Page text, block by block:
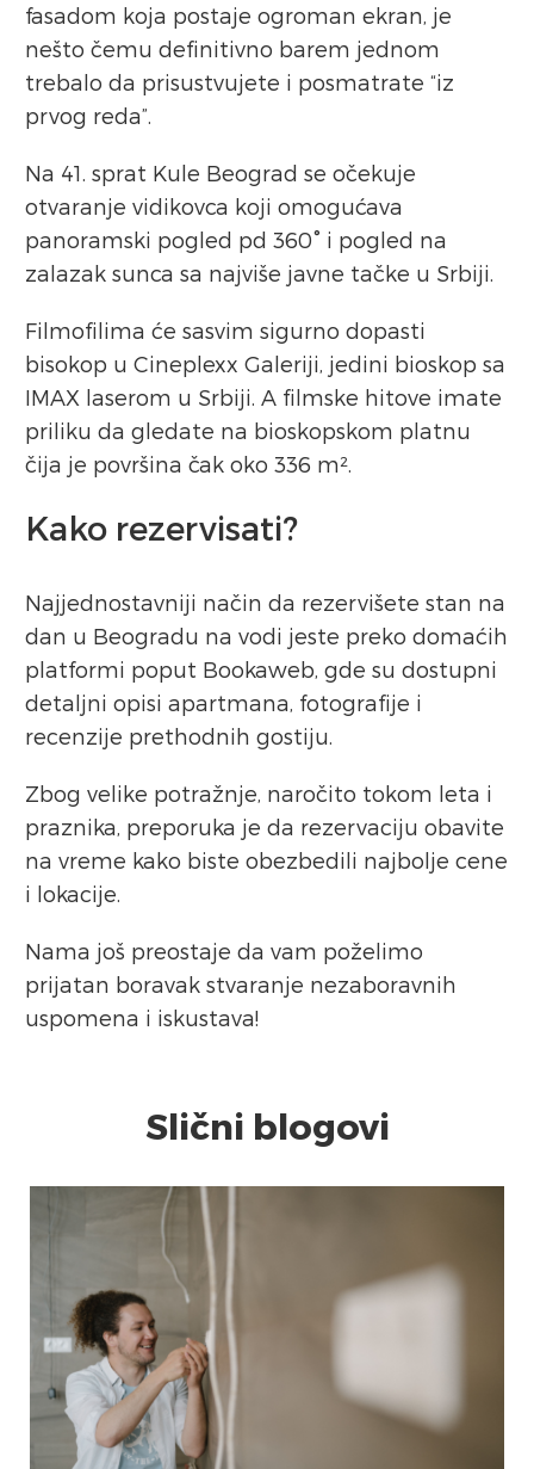
fasadom koja postaje ogroman ekran, je
nešto čemu definitivno barem jednom
trebalo da prisustvujete i posmatrate “iz
prvog reda”.
Na 41. sprat Kule Beograd se očekuje
otvaranje vidikovca koji omogućava
panoramski pogled pd 360° i pogled na
zalazak sunca sa najviše javne tačke u Srbiji.
Filmofilima će sasvim sigurno dopasti
bisokop u Cineplexx Galeriji, jedini bioskop sa
IMAX laserom u Srbiji. A filmske hitove imate
priliku da gledate na bioskopskom platnu
čija je površina čak oko 336 m².
Kako rezervisati?
Najjednostavniji način da rezervišete stan na
dan u Beogradu na vodi jeste preko domaćih
platformi poput Bookaweb, gde su dostupni
detaljni opisi apartmana, fotografije i
recenzije prethodnih gostiju.
Zbog velike potražnje, naročito tokom leta i
praznika, preporuka je da rezervaciju obavite
na vreme kako biste obezbedili najbolje cene
i lokacije.
Nama još preostaje da vam poželimo
prijatan boravak stvaranje nezaboravnih
uspomena i iskustava!
Slični blogovi